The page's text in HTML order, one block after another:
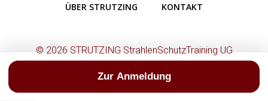
Zur Anmeldung
ÜBER STRUTZING KONTAKT
© 2026 STRUTZING StrahlenSchutzTraining UG